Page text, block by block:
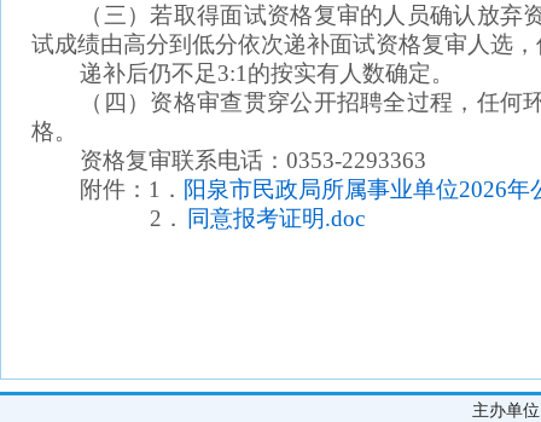
（三）若取得面试资格复审的人员确认放弃
试成绩由高分到低分依次递补面试资格复审人选
递补后仍不足3:1的按实有人数确定。
（四）资格审查贯穿公开招聘全过程，任何
格。
资格复审联系电话：0353-2293363
附件：1． 阳泉市民政局所属事业单位2026
2．
同意报考证明.doc
主办单